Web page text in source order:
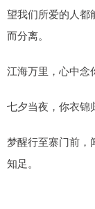
望我们所爱的人都
而分离。
江海万里，心中念
七夕当夜，你衣锦
梦醒行至寨门前，
知足。